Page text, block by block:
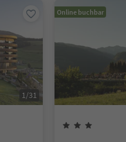
1/31
Online buchbar